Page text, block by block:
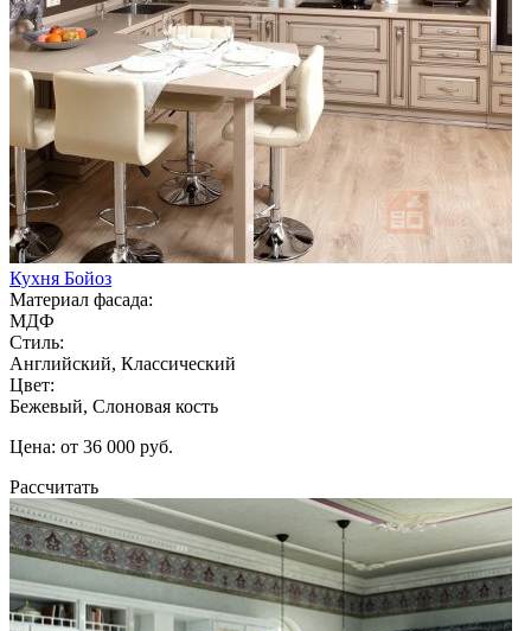
Кухня Бойоз
Материал фасада:
МДФ
Стиль:
Английский, Классический
Цвет:
Бежевый, Слоновая кость
Цена: от 36 000 руб.
Рассчитать